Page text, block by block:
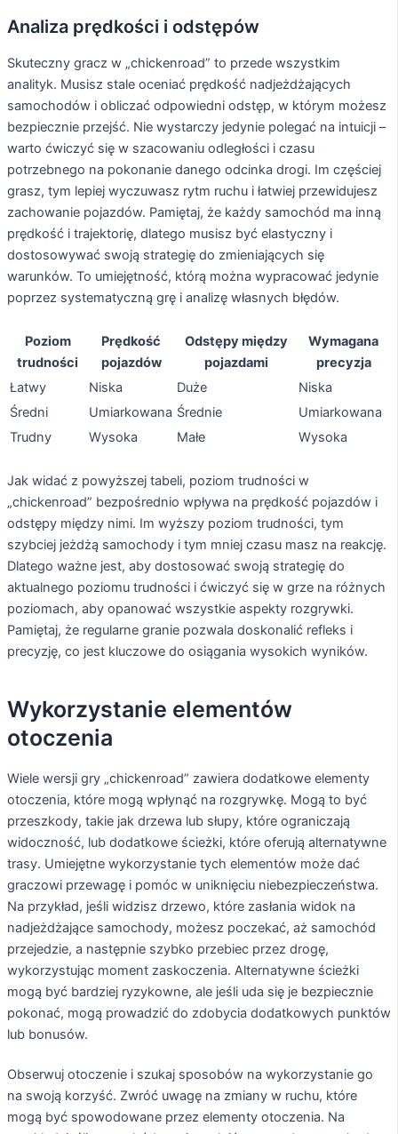
Analiza prędkości i odstępów
Skuteczny gracz w „chickenroad” to przede wszystkim
analityk. Musisz stale oceniać prędkość nadjeżdżających
samochodów i obliczać odpowiedni odstęp, w którym możesz
bezpiecznie przejść. Nie wystarczy jedynie polegać na intuicji –
warto ćwiczyć się w szacowaniu odległości i czasu
potrzebnego na pokonanie danego odcinka drogi. Im częściej
grasz, tym lepiej wyczuwasz rytm ruchu i łatwiej przewidujesz
zachowanie pojazdów. Pamiętaj, że każdy samochód ma inną
prędkość i trajektorię, dlatego musisz być elastyczny i
dostosowywać swoją strategię do zmieniających się
warunków. To umiejętność, którą można wypracować jedynie
poprzez systematyczną grę i analizę własnych błędów.
Poziom
trudności
Prędkość
pojazdów
Odstępy między
pojazdami
Wymagana
precyzja
Łatwy
Niska Duże
Niska
Średni
Umiarkowana Średnie
Umiarkowana
Trudny
Wysoka Małe Wysoka
Jak widać z powyższej tabeli, poziom trudności w
„chickenroad” bezpośrednio wpływa na prędkość pojazdów i
odstępy między nimi. Im wyższy poziom trudności, tym
szybciej jeżdżą samochody i tym mniej czasu masz na reakcję.
Dlatego ważne jest, aby dostosować swoją strategię do
aktualnego poziomu trudności i ćwiczyć się w grze na różnych
poziomach, aby opanować wszystkie aspekty rozgrywki.
Pamiętaj, że regularne granie pozwala doskonalić refleks i
precyzję, co jest kluczowe do osiągania wysokich wyników.
Wykorzystanie elementów
otoczenia
Wiele wersji gry „chickenroad” zawiera dodatkowe elementy
otoczenia, które mogą wpłynąć na rozgrywkę. Mogą to być
przeszkody, takie jak drzewa lub słupy, które ograniczają
widoczność, lub dodatkowe ścieżki, które oferują alternatywne
trasy. Umiejętne wykorzystanie tych elementów może dać
graczowi przewagę i pomóc w uniknięciu niebezpieczeństwa.
Na przykład, jeśli widzisz drzewo, które zasłania widok na
nadjeżdżające samochody, możesz poczekać, aż samochód
przejedzie, a następnie szybko przebiec przez drogę,
wykorzystując moment zaskoczenia. Alternatywne ścieżki
mogą być bardziej ryzykowne, ale jeśli uda się je bezpiecznie
pokonać, mogą prowadzić do zdobycia dodatkowych punktów
lub bonusów.
Obserwuj otoczenie i szukaj sposobów na wykorzystanie go
na swoją korzyść. Zwróć uwagę na zmiany w ruchu, które
mogą być spowodowane przez elementy otoczenia. Na